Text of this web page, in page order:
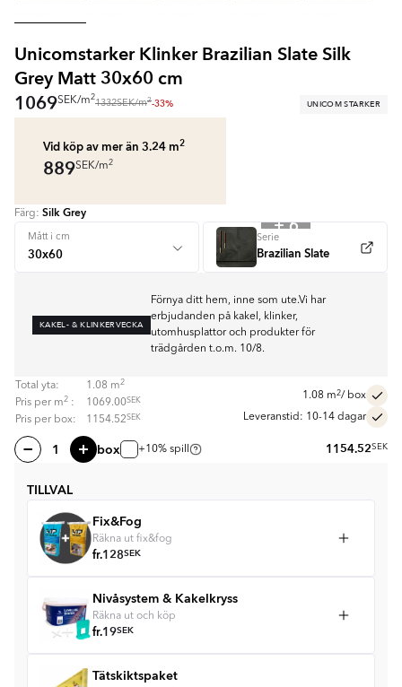
Unicomstarker Klinker Brazilian Slate Silk
Grey Matt 30x60 cm
1069SEK/m2
1332SEK/m2-33% UNICOM STARKER
Vid köp av mer än 3.24 m2
889SEK/m2
Färg: Silk Grey
+ 6
Mått i cm Serie
Brazilian Slate
KAKEL- & KLINKERVECKA
Förnya ditt hem, inne som ute.Vi har
erbjudanden på kakel, klinker,
utomhusplattor och produkter för
trädgården t.o.m. 10/8.
Total yta: 1.08 m 2
Pris per m 2 : 1069.00SEK
Pris per box: 1154.52SEK
1.08 m2/ box
Leveranstid: 10-14 dagar
box +10% spill 1154.52SEK
TILLVAL
Fix&Fog
Räkna ut fix&fog
fr.128SEK
Nivåsystem & Kakelkryss
Räkna ut och köp
fr.19SEK
Tätskiktspaket